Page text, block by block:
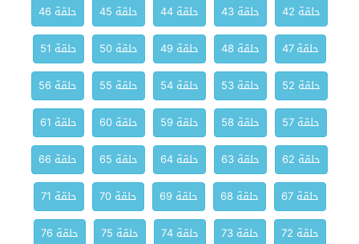
حلقة 42
حلقة 43 حلقة 44 حلقة 45
حلقة 46
حلقة 47
حلقة 48 حلقة 49 حلقة 50
حلقة 51
حلقة 52
حلقة 53 حلقة 54 حلقة 55
حلقة 56
حلقة 57
حلقة 58 حلقة 59 حلقة 60
حلقة 61
حلقة 62
حلقة 63 حلقة 64 حلقة 65
حلقة 66
حلقة 67
حلقة 68 حلقة 69 حلقة 70
حلقة 71
حلقة 72
حلقة 73 حلقة 74 حلقة 75
حلقة 76